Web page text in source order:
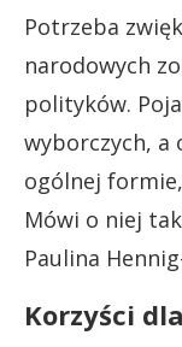
Potrzeba
narodowych
polityków.
wyborczych, a
ogólnej
Mówi o niej
Paulina
Korzyści